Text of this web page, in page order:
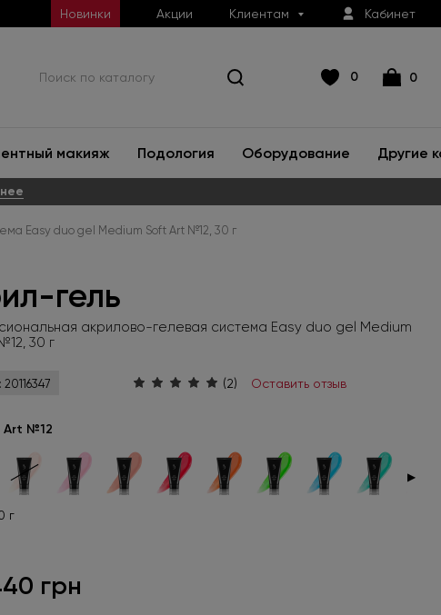
Новинки Акции Клиентам Кабинет
0 0
макияж Подология Оборудование Другие
Easy duo gel Medium Soft Art №12, 30 г
гель
акрилово-гелевая система Easy duo gel Medium
30 г
20116347 (2) Оставить отзыв
Art №12
▶
г
грн